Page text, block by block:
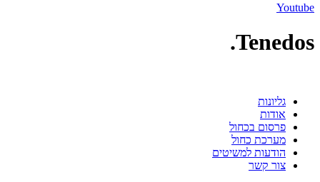
Youtube
Tenedos.
גליונות
אודות
פרסום בכחול
מערכת כחול
הודעות למשיטים
צור קשר